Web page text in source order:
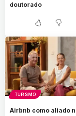
doutorado
TURISMO
Airbnb como aliado